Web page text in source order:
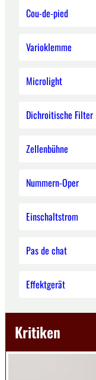
Cou-de-pied
Varioklemme
Microlight
Dichroitische Filter
Zellenbühne
Nummern-Oper
Einschaltstrom
Pas de chat
Effektgerät
Kritiken